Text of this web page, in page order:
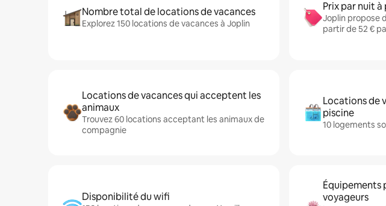
Nombre total de locations de vacances
Explorez 150 locations de vacances à Joplin
Prix par nuit
Joplin propose
partir de 52 €
Locations de vacances qui acceptent les
animaux
Trouvez 60 locations acceptant les animaux de
compagnie
Locations de
piscine
10 logements
Disponibilité du wifi
Équipements
voyageurs